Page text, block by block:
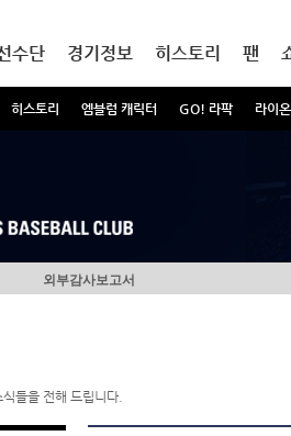
히스토리 엠블럼 캐릭터 GO! 라팍 라이
수단 경기정보 히스토리 팬
외부감사보고서
들을 전해 드립니다.